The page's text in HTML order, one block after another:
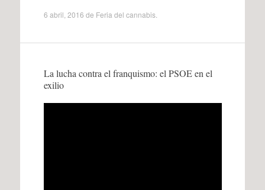
6 abril, 2016 de Feria del cannabis.
La lucha contra el franquismo: el PSOE en el
exilio